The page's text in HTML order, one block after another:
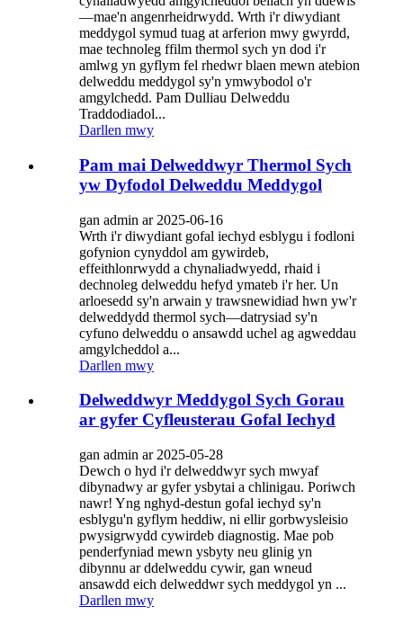
—mae'n angenrheidrwydd. Wrth i'r diwydiant
meddygol symud tuag at arferion mwy gwyrdd,
mae technoleg ffilm thermol sych yn dod i'r
amlwg yn gyflym fel rhedwr blaen mewn atebion
delweddu meddygol sy'n ymwybodol o'r
amgylchedd. Pam Dulliau Delweddu
Traddodiadol...
Darllen mwy
Pam mai Delweddwyr Thermol Sych
yw Dyfodol Delweddu Meddygol
gan admin ar 2025-06-16
Wrth i'r diwydiant gofal iechyd esblygu i fodloni
gofynion cynyddol am gywirdeb,
effeithlonrwydd a chynaliadwyedd, rhaid i
dechnoleg delweddu hefyd ymateb i'r her. Un
arloesedd sy'n arwain y trawsnewidiad hwn yw'r
delweddydd thermol sych—datrysiad sy'n
cyfuno delweddu o ansawdd uchel ag agweddau
amgylcheddol a...
Darllen mwy
Delweddwyr Meddygol Sych Gorau
ar gyfer Cyfleusterau Gofal Iechyd
gan admin ar 2025-05-28
Dewch o hyd i'r delweddwyr sych mwyaf
dibynadwy ar gyfer ysbytai a chlinigau. Poriwch
nawr! Yng nghyd-destun gofal iechyd sy'n
esblygu'n gyflym heddiw, ni ellir gorbwysleisio
pwysigrwydd cywirdeb diagnostig. Mae pob
penderfyniad mewn ysbyty neu glinig yn
dibynnu ar ddelweddu cywir, gan wneud
ansawdd eich delweddwr sych meddygol yn ...
Darllen mwy